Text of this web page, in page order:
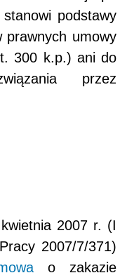
podstawy
prawnych umowy
300 k.p.) ani do
przez
2007 r. (I
2007/7/371)
o zakazie